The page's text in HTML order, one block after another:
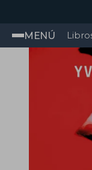
MENÚ